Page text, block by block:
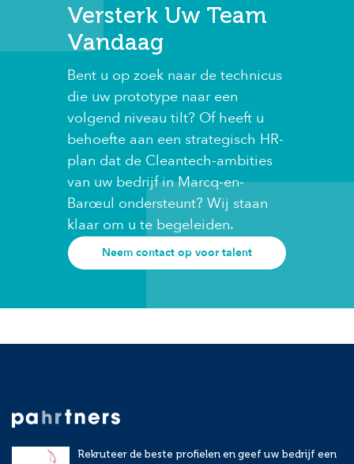
Versterk Uw Team
Vandaag
Bent u op zoek naar de technicus
die uw prototype naar een
volgend niveau tilt? Of heeft u
behoefte aan een strategisch HR-
plan dat de Cleantech-ambities
van uw bedrijf in Marcq-en-
Barœul ondersteunt? Wij staan
klaar om u te begeleiden.
Neem contact op voor talent
Rekruteer de beste profielen en geef uw bedrijf een